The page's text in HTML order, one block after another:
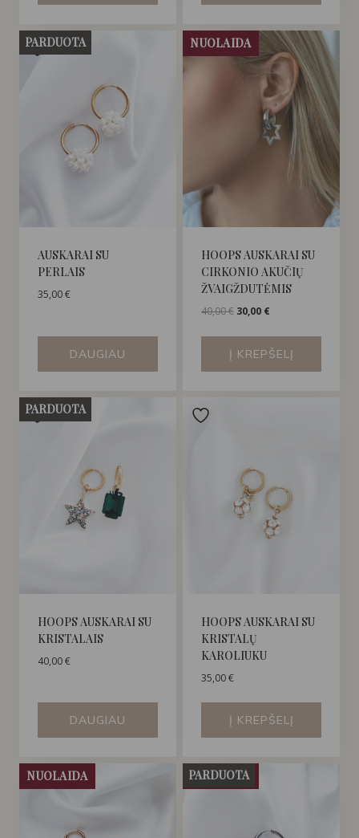
PARDUOTA
AUSKARAI SU
PERLAIS
35,00€
DAUGIAU
NUOLAIDA
HOOPS AUSKARAI SU
CIRKONIO AKUČIŲ
ŽVAIGŽDUTĖMIS
40,00€ Original
was:
40,00 €.
30,00 €
is:
30,00 €.
Į KREPŠELĮ
PARDUOTA
HOOPS AUSKARAI SU
KRISTALAIS
40,00€
DAUGIAU
HOOPS AUSKARAI SU
KRISTALŲ
KAROLIUKU
35,00€
Į KREPŠELĮ
NUOLAIDA NUOLAIDA
PARDUOTA